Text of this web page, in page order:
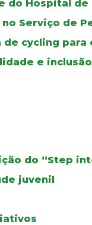
do Hospital de
Serviço de
de cycling para
e inclusão
do “Step
juvenil